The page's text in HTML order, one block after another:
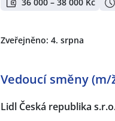
Zveřejněno: 4. srpna
Vedoucí směny (m/
Lidl Česká republika